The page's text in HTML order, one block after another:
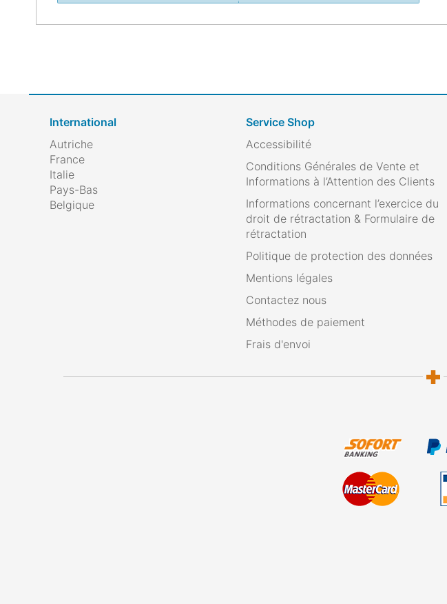
International
Autriche
France
Italie
Pays-Bas
Belgique
Service Shop
Accessibilité
Conditions Générales de Vente et
Informations à l’Attention des Clients
Informations concernant l’exercice du
droit de rétractation & Formulaire de
rétractation
Politique de protection des données
Mentions légales
Contactez nous
Méthodes de paiement
Frais d'envoi